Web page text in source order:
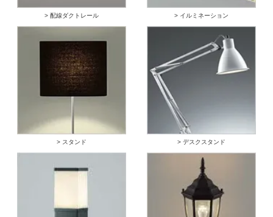
> 配線ダクトレール > イルミネーション
> スタンド > デスクスタンド